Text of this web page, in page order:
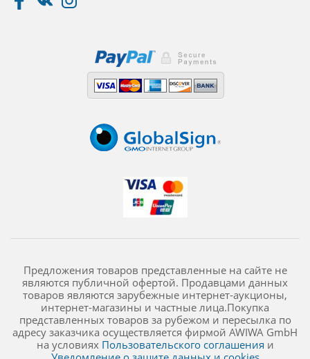
Предложения товаров представленные на сайте не
являются публичной офертой. Продавцами данных
товаров являются зарубежные интернет-аукционы,
интернет-магазины и частные лица.Покупка
представленных товаров за рубежом и пересылка по
адресу заказчика осуществляется фирмой AWIWA GmbH
на условиях Пользовательского соглашения и